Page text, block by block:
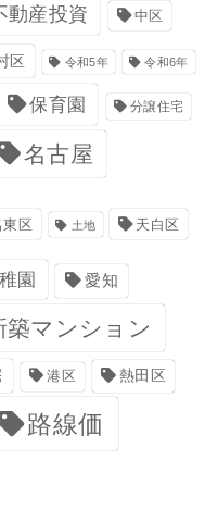
動産投資 中区
区 令和5年 令和6年
保育園 分譲住宅
名古屋
東区 土地 天白区
園 愛知
築マンション
港区 熱田区
路線価